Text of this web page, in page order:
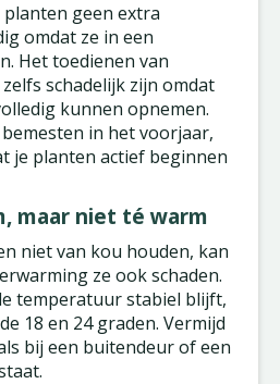
geen extra
omdat ze in een
Het toedienen van
schadelijk zijn omdat
kunnen opnemen.
in het voorjaar,
je planten actief beginnen
maar niet té warm
niet van kou houden, kan
ze ook schaden.
temperatuur stabiel blijft,
18 en 24 graden. Vermijd
bij een buitendeur of een